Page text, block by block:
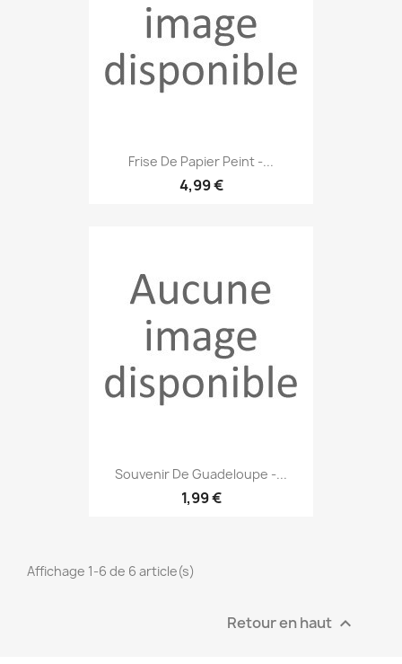
Frise De Papier Peint -...
4,99 €
Souvenir De Guadeloupe -...
1,99 €
Affichage 1-6 de 6 article(s)
Retour en haut 